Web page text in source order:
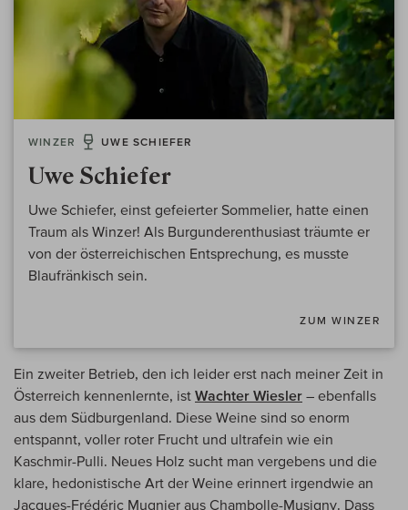
WINZER UWE SCHIEFER
Uwe Schiefer
Uwe Schiefer, einst gefeierter Sommelier, hatte einen
Traum als Winzer! Als Burgunderenthusiast träumte er
von der österreichischen Entsprechung, es musste
Blaufränkisch sein.
ZUM WINZER
Ein zweiter Betrieb, den ich leider erst nach meiner Zeit in
Österreich kennenlernte, ist Wachter Wiesler – ebenfalls
aus dem Südburgenland. Diese Weine sind so enorm
entspannt, voller roter Frucht und ultrafein wie ein
Kaschmir-Pulli. Neues Holz sucht man vergebens und die
klare, hedonistische Art der Weine erinnert irgendwie an
Jacques-Frédéric Mugnier aus Chambolle-Musigny. Dass